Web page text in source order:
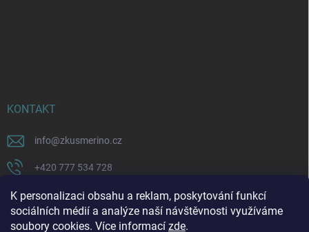
K personalizaci obsahu a reklam, poskytování funkcí
sociálních médií a analýze naší návštěvnosti využíváme
soubory cookies. Více informací zde.
KONTAKT
info@zkusmerino.cz
+420 777 534 728
https://www.facebook.com/zkusmerino/
zkusmerino.cz